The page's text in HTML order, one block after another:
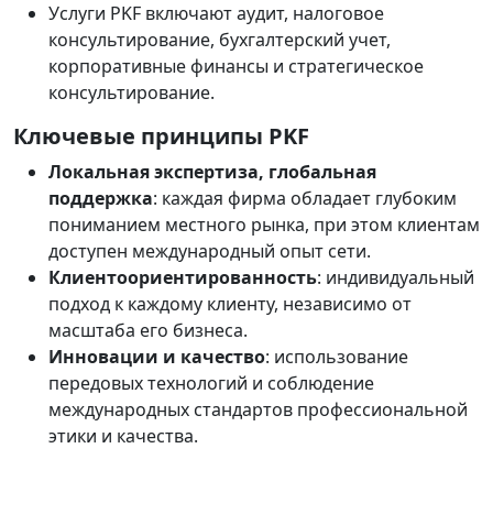
Услуги PKF включают аудит, налоговое
консультирование, бухгалтерский учет,
корпоративные финансы и стратегическое
консультирование.
Ключевые принципы PKF
Локальная экспертиза, глобальная
поддержка: каждая фирма обладает глубоким
пониманием местного рынка, при этом клиентам
доступен международный опыт сети.
Клиентоориентированность: индивидуальный
подход к каждому клиенту, независимо от
масштаба его бизнеса.
Инновации и качество: использование
передовых технологий и соблюдение
международных стандартов профессиональной
этики и качества.